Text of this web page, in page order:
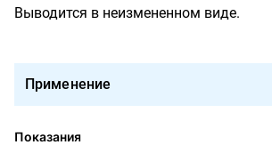
Выводится в неизмененном виде.
Применение
Показания